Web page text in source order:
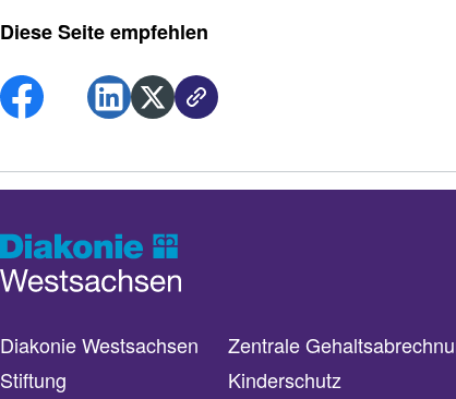
Diese Seite empfehlen
Diakonie Westsachsen
Stiftung
Zentrale
Kinderschutz